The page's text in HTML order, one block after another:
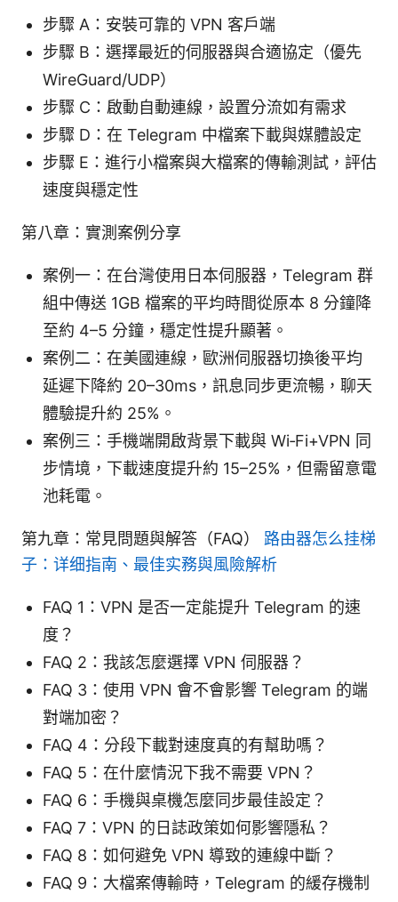
步驟 A：安裝可靠的 VPN 客戶端
步驟 B：選擇最近的伺服器與合適協定（優先
WireGuard/UDP）
步驟 C：啟動自動連線，設置分流如有需求
步驟 D：在 Telegram 中檔案下載與媒體設定
步驟 E：進行小檔案與大檔案的傳輸測試，評估
速度與穩定性
第八章：實測案例分享
案例一：在台灣使用日本伺服器，Telegram 群
組中傳送 1GB 檔案的平均時間從原本 8 分鐘降
至約 4–5 分鐘，穩定性提升顯著。
案例二：在美國連線，歐洲伺服器切換後平均
延遲下降約 20–30ms，訊息同步更流暢，聊天
體驗提升約 25%。
案例三：手機端開啟背景下載與 Wi‑Fi+VPN 同
步情境，下載速度提升約 15–25%，但需留意電
池耗電。
第九章：常見問題與解答（FAQ） 路由器怎么挂梯
子：详细指南、最佳实務與風險解析
FAQ 1：VPN 是否一定能提升 Telegram 的速
度？
FAQ 2：我該怎麼選擇 VPN 伺服器？
FAQ 3：使用 VPN 會不會影響 Telegram 的端
對端加密？
FAQ 4：分段下載對速度真的有幫助嗎？
FAQ 5：在什麼情況下我不需要 VPN？
FAQ 6：手機與桌機怎麼同步最佳設定？
FAQ 7：VPN 的日誌政策如何影響隱私？
FAQ 8：如何避免 VPN 導致的連線中斷？
FAQ 9：大檔案傳輸時，Telegram 的緩存機制